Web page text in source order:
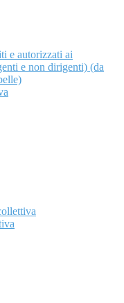
e autorizzati ai
e non dirigenti) (da